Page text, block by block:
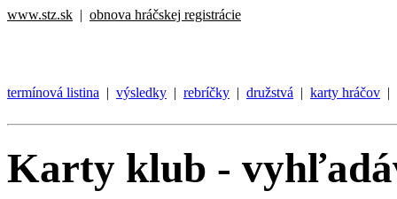
www.stz.sk | obnova hráčskej registrácie
termínová listina | výsledky | rebríčky | družstvá | karty hráčov |
Karty klub -